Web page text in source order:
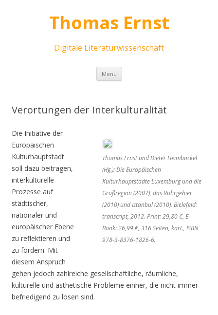
Thomas Ernst
Digitale Literaturwissenschaft
Menu Skip
content
Verortungen der Interkulturalität
Thomas Ernst und Dieter Heimböckel
(Hg.): Die Europäischen
Kulturhauptstädte Luxemburg und die
Großregion (2007), das Ruhrgebiet
(2010) und Istanbul (2010). Bielefeld:
transcript, 2012. Print: 29,80 €, E-
Book: 26,99 €, 316 Seiten, kart., ISBN
978-3-8376-1826-6.
Die Initiative der
Europäischen
Kulturhauptstadt
soll dazu beitragen,
interkulturelle
Prozesse auf
städtischer,
nationaler und
europäischer Ebene
zu reflektieren und
zu fördern. Mit
diesem Anspruch
gehen jedoch zahlreiche gesellschaftliche, räumliche,
kulturelle und ästhetische Probleme einher, die nicht immer
befriedigend zu lösen sind.